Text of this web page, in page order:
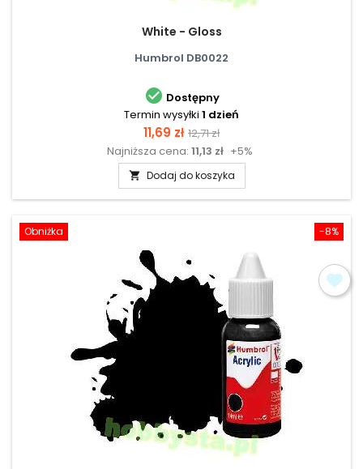
White - Gloss
Humbrol DB0022
 Dostępny
Termin wysyłki 1 dzień
Cena
11,69 zł Cena
podstawowa
12,71 zł
Najniższa cena: 11,13 zł +5%
 Dodaj do koszyka
-8%
Obniżka